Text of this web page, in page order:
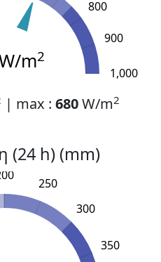
800
900
1,000
m2
| max : 680W/m2
(24 h) (mm)
250
300
350